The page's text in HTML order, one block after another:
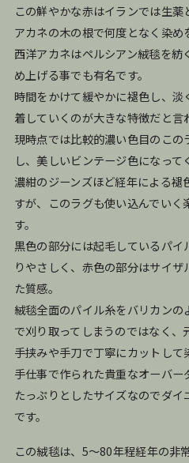
この鮮やかな赤はイランでは生
アカネの木の根で何度となく染め
西洋アカネはペルシアン絨毯を
め上げる事でも有名です。
時間をかけて緩やかに褪色し、
着していくのが大きな特徴だと言
現時点では比較的濃い色目のこ
し、美しいビンテージ色になって
濃紺のジーンズほど経年による褪
すが、このラグも使い込んでいく
す。
黒色の部分には起毛しているパ
りやさしく、赤色の部分はサイ
た質感。
絨毯全面のパイル糸をバリカン
で刈り取ってしまうのではなく
手挟みや手刀で丁寧にカットし
手仕事で作られた貴重なオーバー
たっぷりとしたサイズなのでダ
です。
この絨毯は、5〜80年程経年の非